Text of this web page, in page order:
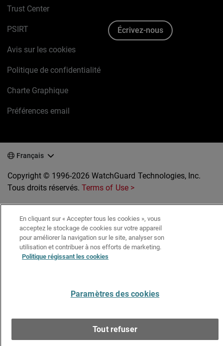
Trust Center
PSIRT
Avis sur les cookies
Politique de confidentialité
Charte Graphique
Préférences email
Écrivez-nous
Français
Copyright © 1996-2026 WatchGuard Technologies, Inc.
Tous droits réservés.Terms of Use >
En cliquant sur « Accepter tous les cookies », vous
acceptez le stockage de cookies sur votre appareil
pour améliorer la navigation sur le site, analyser son
utilisation et contribuer à nos efforts de marketing.
Politique régissant les cookies
Paramètres des cookies
Tout refuser